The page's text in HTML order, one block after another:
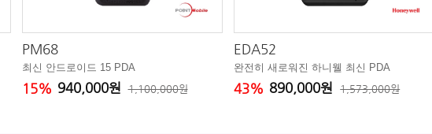
PM68
최신 안드로이드 15 PDA
15% 940,000원 1,100,000원
EDA52
완전히 새로워진 하니웰 최신 PDA
43% 890,000원 1,573,000원